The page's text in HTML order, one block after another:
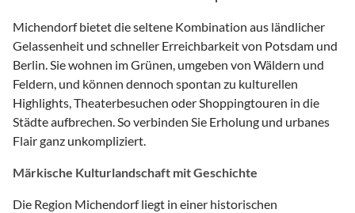
Michendorf bietet die seltene Kombination aus ländlicher
Gelassenheit und schneller Erreichbarkeit von Potsdam und
Berlin. Sie wohnen im Grünen, umgeben von Wäldern und
Feldern, und können dennoch spontan zu kulturellen
Highlights, Theaterbesuchen oder Shoppingtouren in die
Städte aufbrechen. So verbinden Sie Erholung und urbanes
Flair ganz unkompliziert.
Märkische Kulturlandschaft mit Geschichte
Die Region Michendorf liegt in einer historischen